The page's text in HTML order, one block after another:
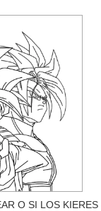
O SI LOS KIERES